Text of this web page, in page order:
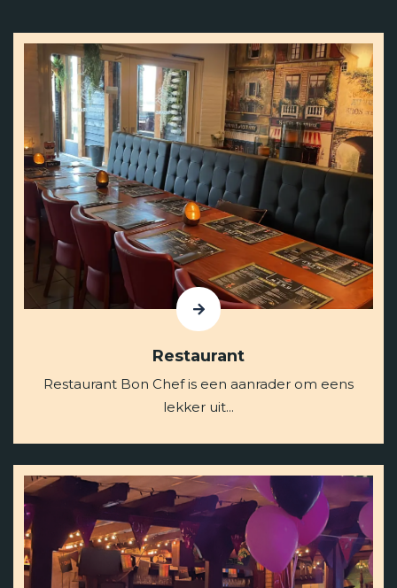
Restaurant
Restaurant Bon Chef is een aanrader om eens
lekker uit...